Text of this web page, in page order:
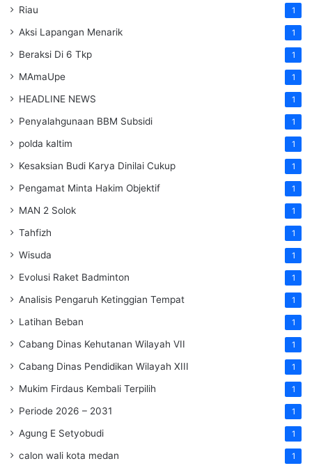
Riau 1
Aksi Lapangan Menarik 1
Beraksi Di 6 Tkp 1
MAmaUpe 1
HEADLINE NEWS 1
Penyalahgunaan BBM Subsidi 1
polda kaltim 1
Kesaksian Budi Karya Dinilai Cukup 1
Pengamat Minta Hakim Objektif 1
MAN 2 Solok 1
Tahfizh 1
Wisuda 1
Evolusi Raket Badminton 1
Analisis Pengaruh Ketinggian Tempat 1
Latihan Beban 1
Cabang Dinas Kehutanan Wilayah VII 1
Cabang Dinas Pendidikan Wilayah XIII 1
Mukim Firdaus Kembali Terpilih 1
Periode 2026 – 2031 1
Agung E Setyobudi 1
calon wali kota medan 1